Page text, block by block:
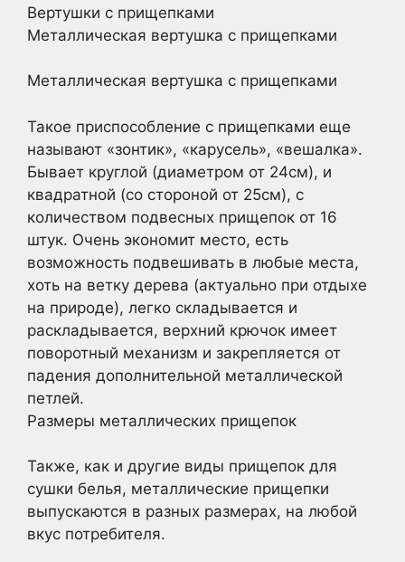
Вертушки с прищепками
Металлическая вертушка с прищепками
Металлическая вертушка с прищепками
Такое приспособление с прищепками еще
называют «зонтик», «карусель», «вешалка».
Бывает круглой (диаметром от 24см), и
квадратной (со стороной от 25см), с
количеством подвесных прищепок от 16
штук. Очень экономит место, есть
возможность подвешивать в любые места,
хоть на ветку дерева (актуально при отдыхе
на природе), легко складывается и
раскладывается, верхний крючок имеет
поворотный механизм и закрепляется от
падения дополнительной металлической
петлей.
Размеры металлических прищепок
Также, как и другие виды прищепок для
сушки белья, металлические прищепки
выпускаются в разных размерах, на любой
вкус потребителя.